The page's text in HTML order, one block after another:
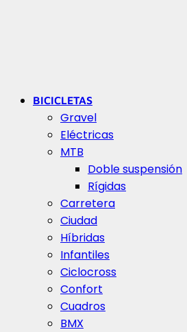
BICICLETAS
Gravel
Eléctricas
MTB
Doble suspensión
Rígidas
Carretera
Ciudad
Híbridas
Infantiles
Ciclocross
Confort
Cuadros
BMX